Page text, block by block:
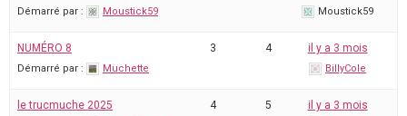
Démarré par : Moustick59 Moustick59
NUMÉRO 8
Démarré par : Muchette
3 4 il y a 3 mois
BillyCole
le trucmuche 2025 4 5 il y a 3 mois